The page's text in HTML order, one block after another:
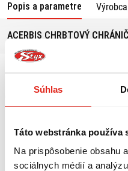
Súhlas
Táto webstránka používa
Na prispôsobenie obsahu
sociálnych médií a
Popis a parametre Výrobca
ACERBIS CHRBTOVÝ
ACERBIS CHRBTOVY CHRANIC
MOHLO BY SA VÁM